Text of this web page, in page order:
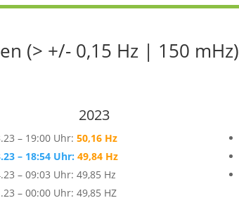
(> +/- 0,15 Hz | 150 mHz)
2023
– 19:00 Uhr: 50,16 Hz
– 18:54 Uhr: 49,84 Hz
– 09:03 Uhr: 49,85 Hz
– 00:00 Uhr: 49,85 HZ